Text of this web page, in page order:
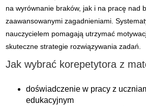
na wyrównanie braków, jak i na pracę nad
zaawansowanymi zagadnieniami.
nauczycielem pomagają utrzymać
skuteczne strategie rozwiązywania zadań.
Jak wybrać korepetytora z
doświadczenie w pracy z
edukacyjnym